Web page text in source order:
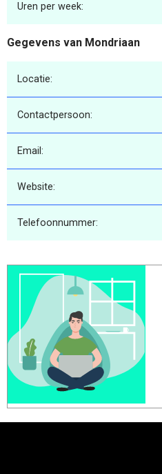
Uren per week:
Gegevens van Mondriaan
Locatie:
Contactpersoon:
Email:
Website:
Telefoonnummer: